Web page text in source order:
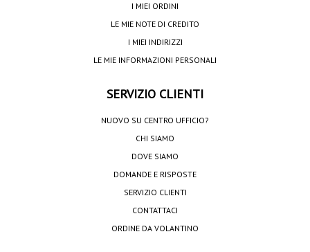
I MIEI ORDINI
LE MIE NOTE DI CREDITO
I MIEI INDIRIZZI
LE MIE INFORMAZIONI PERSONALI
SERVIZIO CLIENTI
NUOVO SU CENTRO UFFICIO?
CHI SIAMO
DOVE SIAMO
DOMANDE E RISPOSTE
SERVIZIO CLIENTI
CONTATTACI
ORDINE DA VOLANTINO